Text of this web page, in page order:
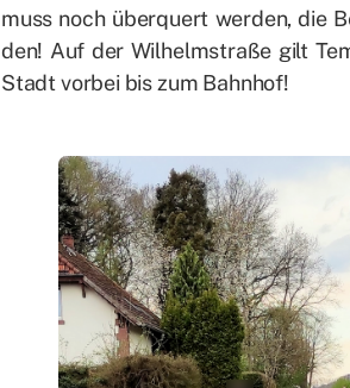
muss noch über­quert wer­den, die
den! Auf der Wil­helm­stra­ße gilt
Stadt vor­bei bis zum Bahn­hof!